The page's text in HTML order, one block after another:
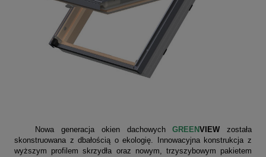
Nowa generacja okien dachowychGREENVIEW została
skonstruowana z dbałością o ekologię. Innowacyjna konstrukcja z
wyższym profilem skrzydła oraz nowym, trzyszybowym pakietem